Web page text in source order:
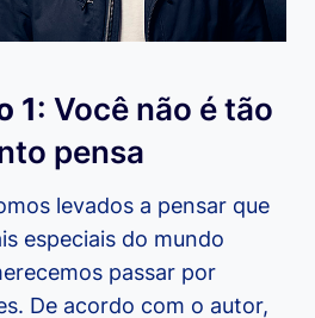
1: Você não é tão
pensa
levados a pensar que
especiais do mundo
passar por
De acordo com o autor,